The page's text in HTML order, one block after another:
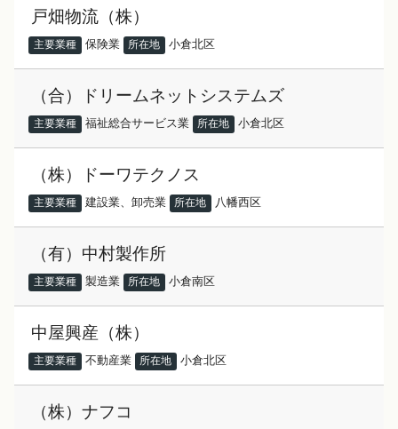
戸畑物流（株）
主要業種 保険業 所在地 小倉北区
（合）ドリームネットシステムズ
主要業種 福祉総合サービス業 所在地 小倉北区
（株）ドーワテクノス
主要業種 建設業、卸売業 所在地 八幡西区
（有）中村製作所
主要業種 製造業 所在地 小倉南区
中屋興産（株）
主要業種 不動産業 所在地 小倉北区
（株）ナフコ